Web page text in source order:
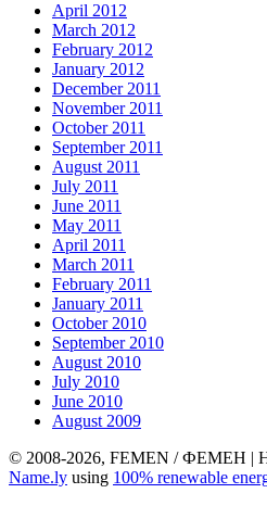
April 2012
March 2012
February 2012
January 2012
December 2011
November 2011
October 2011
September 2011
August 2011
July 2011
June 2011
May 2011
April 2011
March 2011
February 2011
January 2011
October 2010
September 2010
August 2010
July 2010
June 2010
August 2009
© 2008-2026, FEMEN / ФЕМЕН |
Name.ly using 100% renewable